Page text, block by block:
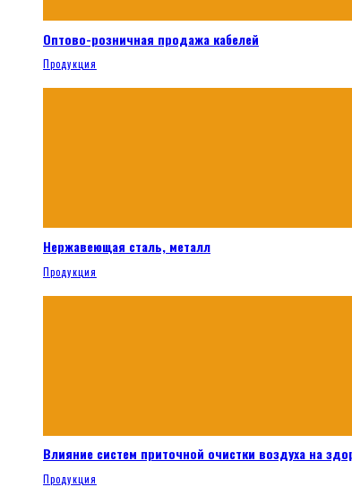
Оптово-розничная продажа кабелей
Продукция
Нержавеющая сталь, металл
Продукция
Влияние систем приточной очистки воздуха на
Продукция